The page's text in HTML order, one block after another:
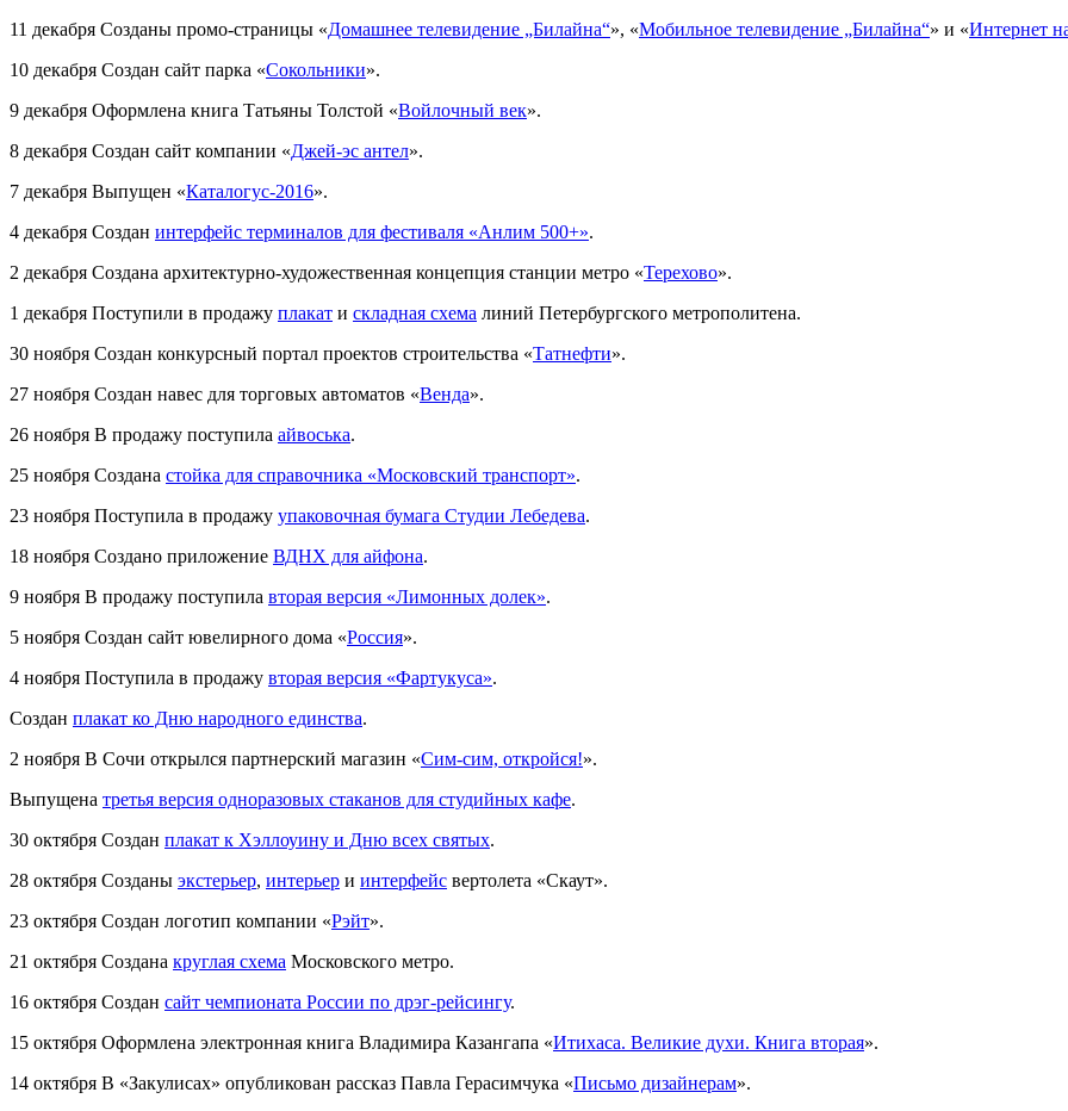
11 декабря Созданы промо-страницы «Домашнее телевидение „Билайна“», «Мобильное телевидение „Билайна“» и «Интернет
10 декабря Создан сайт парка «Сокольники».
9 декабря Оформлена книга Татьяны Толстой «Войлочный век».
8 декабря Создан сайт компании «Джей-эс антел».
7 декабря Выпущен «Каталогус-2016».
4 декабря Создан интерфейс терминалов для фестиваля «Анлим 500+».
2 декабря Создана архитектурно-художественная концепция станции метро «Терехово».
1 декабря Поступили в продажу плакат и складная схема линий Петербургского метрополитена.
30 ноября Создан конкурсный портал проектов строительства «Татнефти».
27 ноября Создан навес для торговых автоматов «Венда».
26 ноября В продажу поступила айвоська.
25 ноября Создана стойка для справочника «Московский транспорт».
23 ноября Поступила в продажу упаковочная бумага Студии Лебедева.
18 ноября Создано приложение ВДНХ для айфона.
9 ноября В продажу поступила вторая версия «Лимонных долек».
5 ноября Создан сайт ювелирного дома «Россия».
4 ноября Поступила в продажу вторая версия «Фартукуса».
Создан плакат ко Дню народного единства.
2 ноября В Сочи открылся партнерский магазин «Сим-сим, откройся!».
Выпущена третья версия одноразовых стаканов для студийных кафе.
30 октября Создан плакат к Хэллоуину и Дню всех святых.
28 октября Созданы экстерьер, интерьер и интерфейс вертолета «Скаут».
23 октября Создан логотип компании «Рэйт».
21 октября Создана круглая схема Московского метро.
16 октября Создан сайт чемпионата России по дрэг-рейсингу.
15 октября Оформлена электронная книга Владимира Казангапа «Итихаса. Великие духи. Книга вторая».
14 октября В «Закулисах» опубликован рассказ Павла Герасимчука «Письмо дизайнерам».